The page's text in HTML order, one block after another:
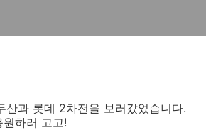
과 롯데 2차전을 보러갔었습니다.
하러 고고!